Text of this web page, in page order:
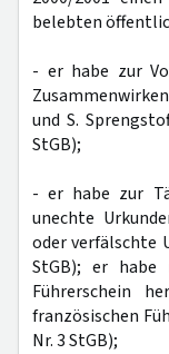
belebten
- er habe zur
und S.
StGB);
- er habe zur
unechte
oder verfälschte
StGB); er
Führerschein
französischen
Nr. 3 StGB);